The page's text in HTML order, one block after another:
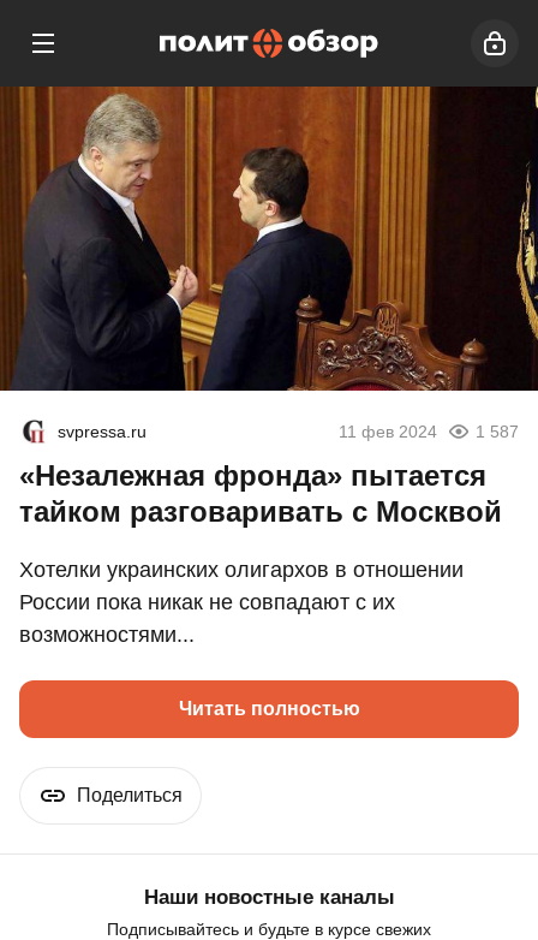
svpressa.ru 11 фев 2024 1 587
«Незалежная фронда» пытается
тайком разговаривать с Москвой
Хотелки украинских олигархов в отношении
России пока никак не совпадают с их
возможностями...
Читать полностью
Поделиться
Наши новостные каналы
Подписывайтесь и будьте в курсе свежих